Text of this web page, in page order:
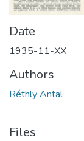
Date
1935-11-XX
Authors
Réthly Antal
Files